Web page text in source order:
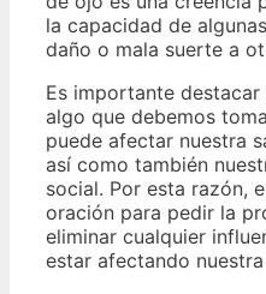
la capacidad de
daño o mala suerte a
Es importante
algo que debemos
puede afectar nuestra
así como también
social. Por esta razón,
oración para pedir la
eliminar cualquier
estar afectando